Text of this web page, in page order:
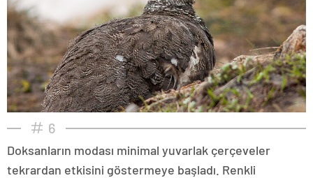
6
Doksanların modası minimal yuvarlak çerçeveler
tekrardan etkisini göstermeye başladı. Renkli